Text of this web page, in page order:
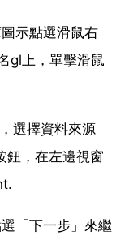
示點選滑鼠右
gl上，單擊滑鼠
選擇資料來源
，在左邊視窗
「下一步」來繼